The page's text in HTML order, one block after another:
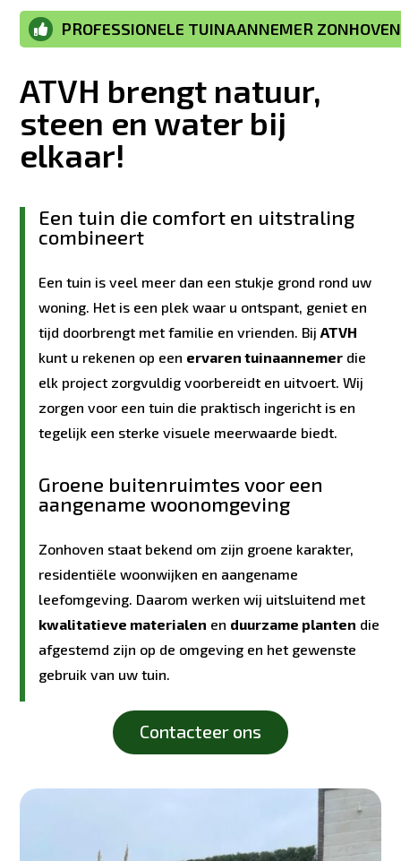
 PROFESSIONELE TUINAANNEMER ZONHOVEN
ATVH brengt natuur,
steen en water bij
elkaar!
Een tuin die comfort en uitstraling
combineert
Een tuin is veel meer dan een stukje grond rond uw
woning. Het is een plek waar u ontspant, geniet en
tijd doorbrengt met familie en vrienden. BijATVH
kunt u rekenen op een ervaren tuinaannemer die
elk project zorgvuldig voorbereidt en uitvoert. Wij
zorgen voor een tuin die praktisch ingericht is en
tegelijk een sterke visuele meerwaarde biedt.
Groene buitenruimtes voor een
aangename woonomgeving
Zonhoven staat bekend om zijn groene karakter,
residentiële woonwijken en aangename
leefomgeving. Daarom werken wij uitsluitend met
kwalitatieve materialen en duurzame planten die
afgestemd zijn op de omgeving en het gewenste
gebruik van uw tuin.
Contacteer ons